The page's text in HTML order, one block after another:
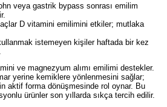
veya gastrik bypass sonrası emilim
D vitamini emilimini etkiler; mutlaka
istemeyen kişiler haftada bir kez
ve magnezyum alımı emilimi destekler.
yerine kemiklere yönlenmesini sağlar;
aktif forma dönüşmesinde rol oynar. Bu
ürünler son yıllarda sıkça tercih edilir.